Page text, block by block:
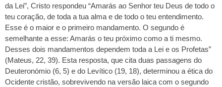
da Lei”, Cristo respondeu “Amarás ao Senhor teu Deus de todo o
teu coração, de toda a tua alma e de todo o teu entendimento.
Esse é o maior e o primeiro mandamento. O segundo é
semelhante a esse: Amarás o teu próximo como a ti mesmo.
Desses dois mandamentos dependem toda a Lei e os Profetas”
(Mateus, 22, 39). Esta resposta, que cita duas passagens do
Deuteronómio (6, 5) e do Levítico (19, 18), determinou a ética do
Ocidente cristão, sobrevivendo na versão laica com o segundo